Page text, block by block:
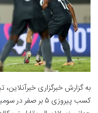
به گزارش خبرگزاری خبرآنلاین،
کسب پیروزی ۵ بر